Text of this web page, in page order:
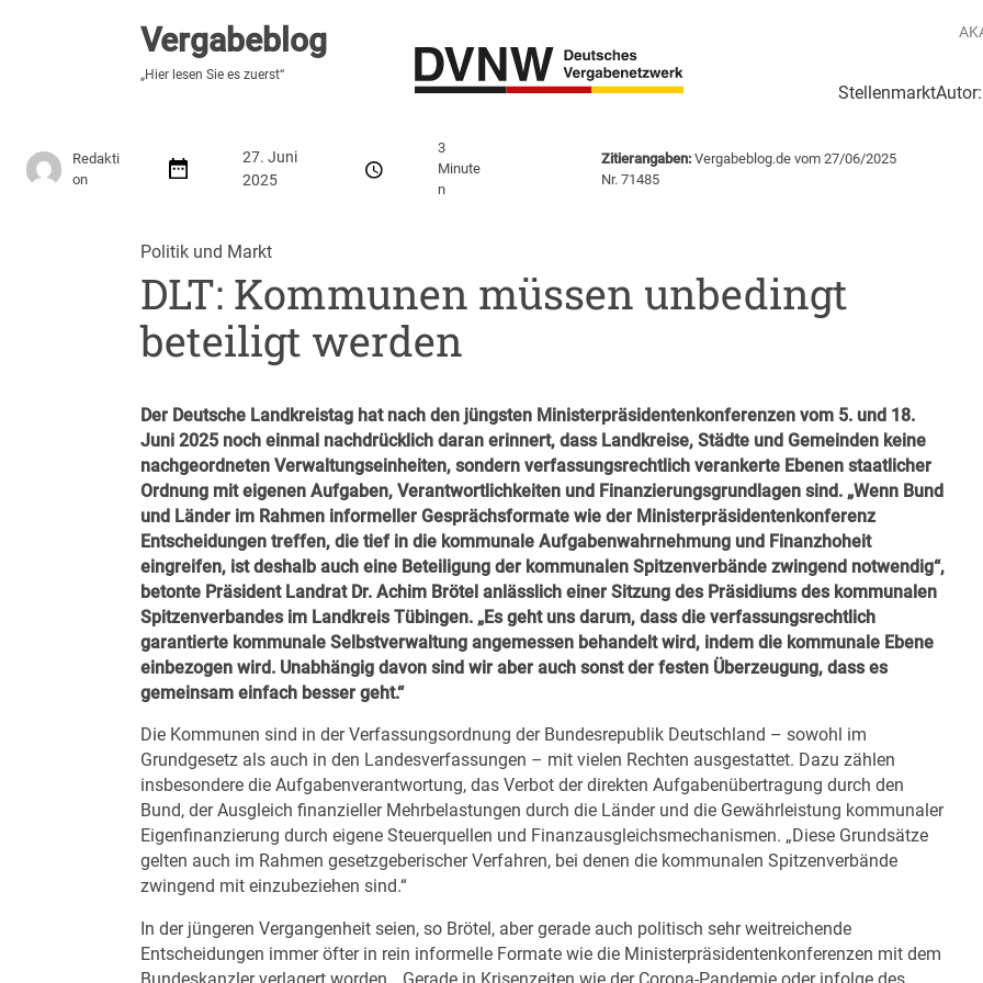
Vergabeblog
„Hier lesen Sie es zuerst“
Stellenmarkt
Vergabeblog
„Hier lesen Sie es zuerst“
Redakti
on
27. Juni
2025
3
Minute
n
Zitierangaben: Vergabeblog.de vom 27/06/2025
Nr. 71485
Politik und Markt
DLT: Kommunen müssen unbedingt
beteiligt werden
Der Deutsche Landkreistag hat nach den jüngsten Ministerpräsidentenkonferenzen vom 5. und 18.
Juni 2025 noch einmal nachdrücklich daran erinnert, dass Landkreise, Städte und Gemeinden keine
nachgeordneten Verwaltungseinheiten, sondern verfassungsrechtlich verankerte Ebenen staatlicher
Ordnung mit eigenen Aufgaben, Verantwortlichkeiten und Finanzierungsgrundlagen sind. „Wenn Bund
und Länder im Rahmen informeller Gesprächsformate wie der Ministerpräsidentenkonferenz
Entscheidungen treffen, die tief in die kommunale Aufgabenwahrnehmung und Finanzhoheit
eingreifen, ist deshalb auch eine Beteiligung der kommunalen Spitzenverbände zwingend notwendig“,
betonte Präsident Landrat Dr. Achim Brötel anlässlich einer Sitzung des Präsidiums des kommunalen
Spitzenverbandes im Landkreis Tübingen. „Es geht uns darum, dass die verfassungsrechtlich
garantierte kommunale Selbstverwaltung angemessen behandelt wird, indem die kommunale Ebene
einbezogen wird. Unabhängig davon sind wir aber auch sonst der festen Überzeugung, dass es
gemeinsam einfach besser geht.“
Die Kommunen sind in der Verfassungsordnung der Bundesrepublik Deutschland – sowohl im
Grundgesetz als auch in den Landesverfassungen – mit vielen Rechten ausgestattet. Dazu zählen
insbesondere die Aufgabenverantwortung, das Verbot der direkten Aufgabenübertragung durch den
Bund, der Ausgleich finanzieller Mehrbelastungen durch die Länder und die Gewährleistung kommunaler
Eigenfinanzierung durch eigene Steuerquellen und Finanzausgleichsmechanismen. „Diese Grundsätze
gelten auch im Rahmen gesetzgeberischer Verfahren, bei denen die kommunalen Spitzenverbände
zwingend mit einzubeziehen sind.“
In der jüngeren Vergangenheit seien, so Brötel, aber gerade auch politisch sehr weitreichende
Entscheidungen immer öfter in rein informelle Formate wie die Ministerpräsidentenkonferenzen mit dem